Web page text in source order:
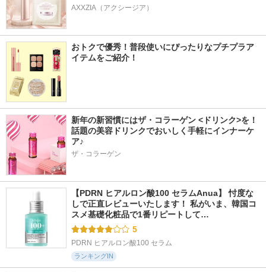
AXXZIA（アクシージア）
おトクで優秀！普段使いにぴったりなプチプラア
イテムをご紹介！
新年の新習慣にはザ・コラーゲン <ドリンク>を！
話題の美容ドリンクでおいしく手軽にインナーケ
ア♪
ザ・コラーゲン
【PDRN ヒアルロン酸100 セラムAnua】 忖度な
しで正直レビューいたします！ 私がいま、韓国コ
スメ基礎化粧品で1番リピートして…
5
PDRN ヒアルロン酸100 セラム
ランキングIN